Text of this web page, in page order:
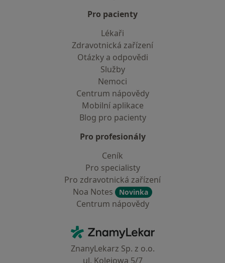
Pro pacienty
Lékaři
Zdravotnická zařízení
Otázky a odpovědi
Služby
Nemoci
Centrum nápovědy
Mobilní aplikace
Blog pro pacienty
Pro profesionály
Ceník
Pro specialisty
Pro zdravotnická zařízení
Noa Notes
Novinka
Centrum nápovědy
ZnamyLekar - Hlavní stránka
ZnanyLekarz Sp. z o.o.
ul. Kolejowa 5/7